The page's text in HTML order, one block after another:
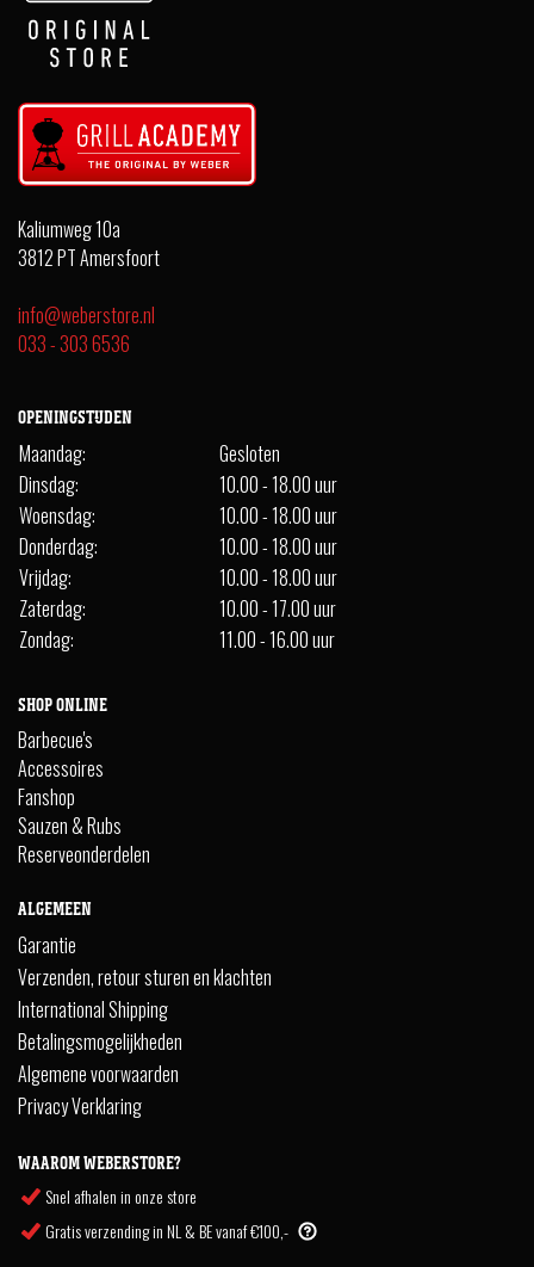
Kaliumweg 10a
3812 PT Amersfoort
info@weberstore.nl
033 - 303 6536
OPENINGSTIJDEN
Maandag:
Gesloten
Dinsdag:
10.00 - 18.00 uur
Woensdag:
10.00 - 18.00 uur
Donderdag:
10.00 - 18.00 uur
Vrijdag:
10.00 - 18.00 uur
Zaterdag:
10.00 - 17.00 uur
Zondag:
11.00 - 16.00 uur
SHOP ONLINE
Barbecue's
Accessoires
Fanshop
Sauzen & Rubs
Reserveonderdelen
ALGEMEEN
Garantie
Verzenden, retour sturen en klachten
International Shipping
Betalingsmogelijkheden
Algemene voorwaarden
Privacy Verklaring
WAAROM WEBERSTORE?
Snel afhalen in onze store
Gratis verzending in NL & BE vanaf €100,-